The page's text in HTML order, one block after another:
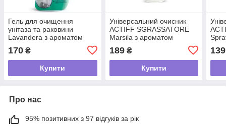
Гель для очищення
унітаза та раковини
Lavandera з ароматом
170 ₴
Купити
Універсальний очисник
ACTIFF SGRASSATORE
Marsila з ароматом
марсельського мила, 750
мл
189₴
Купити
мл
139
Про нас
95% позитивних з 97 відгуків за рік